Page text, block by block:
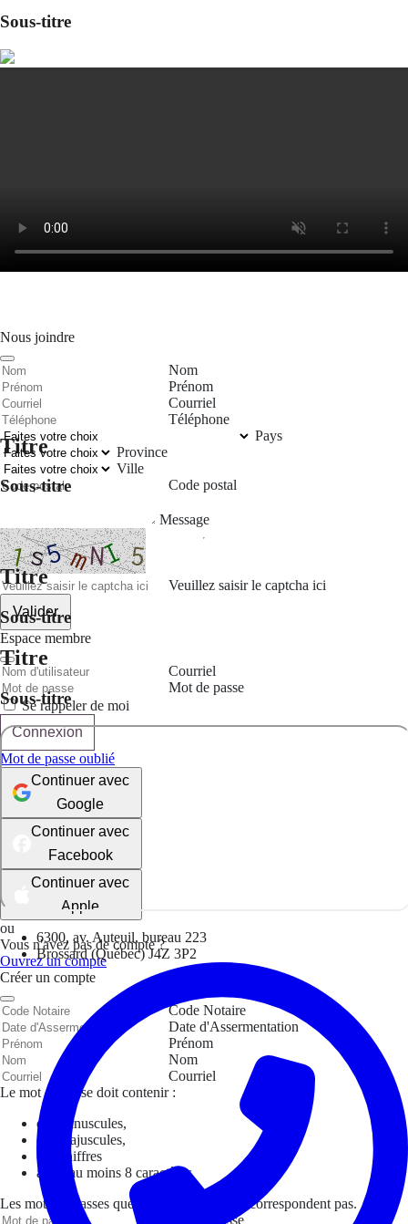
Sous-titre
Titre
Sous-titre
Titre
Sous-titre
Titre
Sous-titre
6300, av. Auteuil, bureau 223
Brossard (Québec) J4Z 3P2
Nous joindre
Nom
Prénom
Courriel
Téléphone
Pays
Province
Ville
Code postal
Message
Veuillez saisir le captcha ici
Valider
Espace membre
Courriel
Mot de passe
Se rappeler de moi
Connexion
Mot de passe oublié
Continuer avec
Google
Continuer avec
Facebook
Continuer avec
Apple
ou
Vous n'avez pas de compte ?
Ouvrez un compte
Créer un compte
Code Notaire
Date d'Assermentation
Prénom
Nom
Courriel
Le mot de passe doit contenir :
des minuscules,
des majuscules,
des chiffres
avoir au moins 8 caractères
Les mots de passes que vous avez saisis ne correspondent pas.
Mot de passe